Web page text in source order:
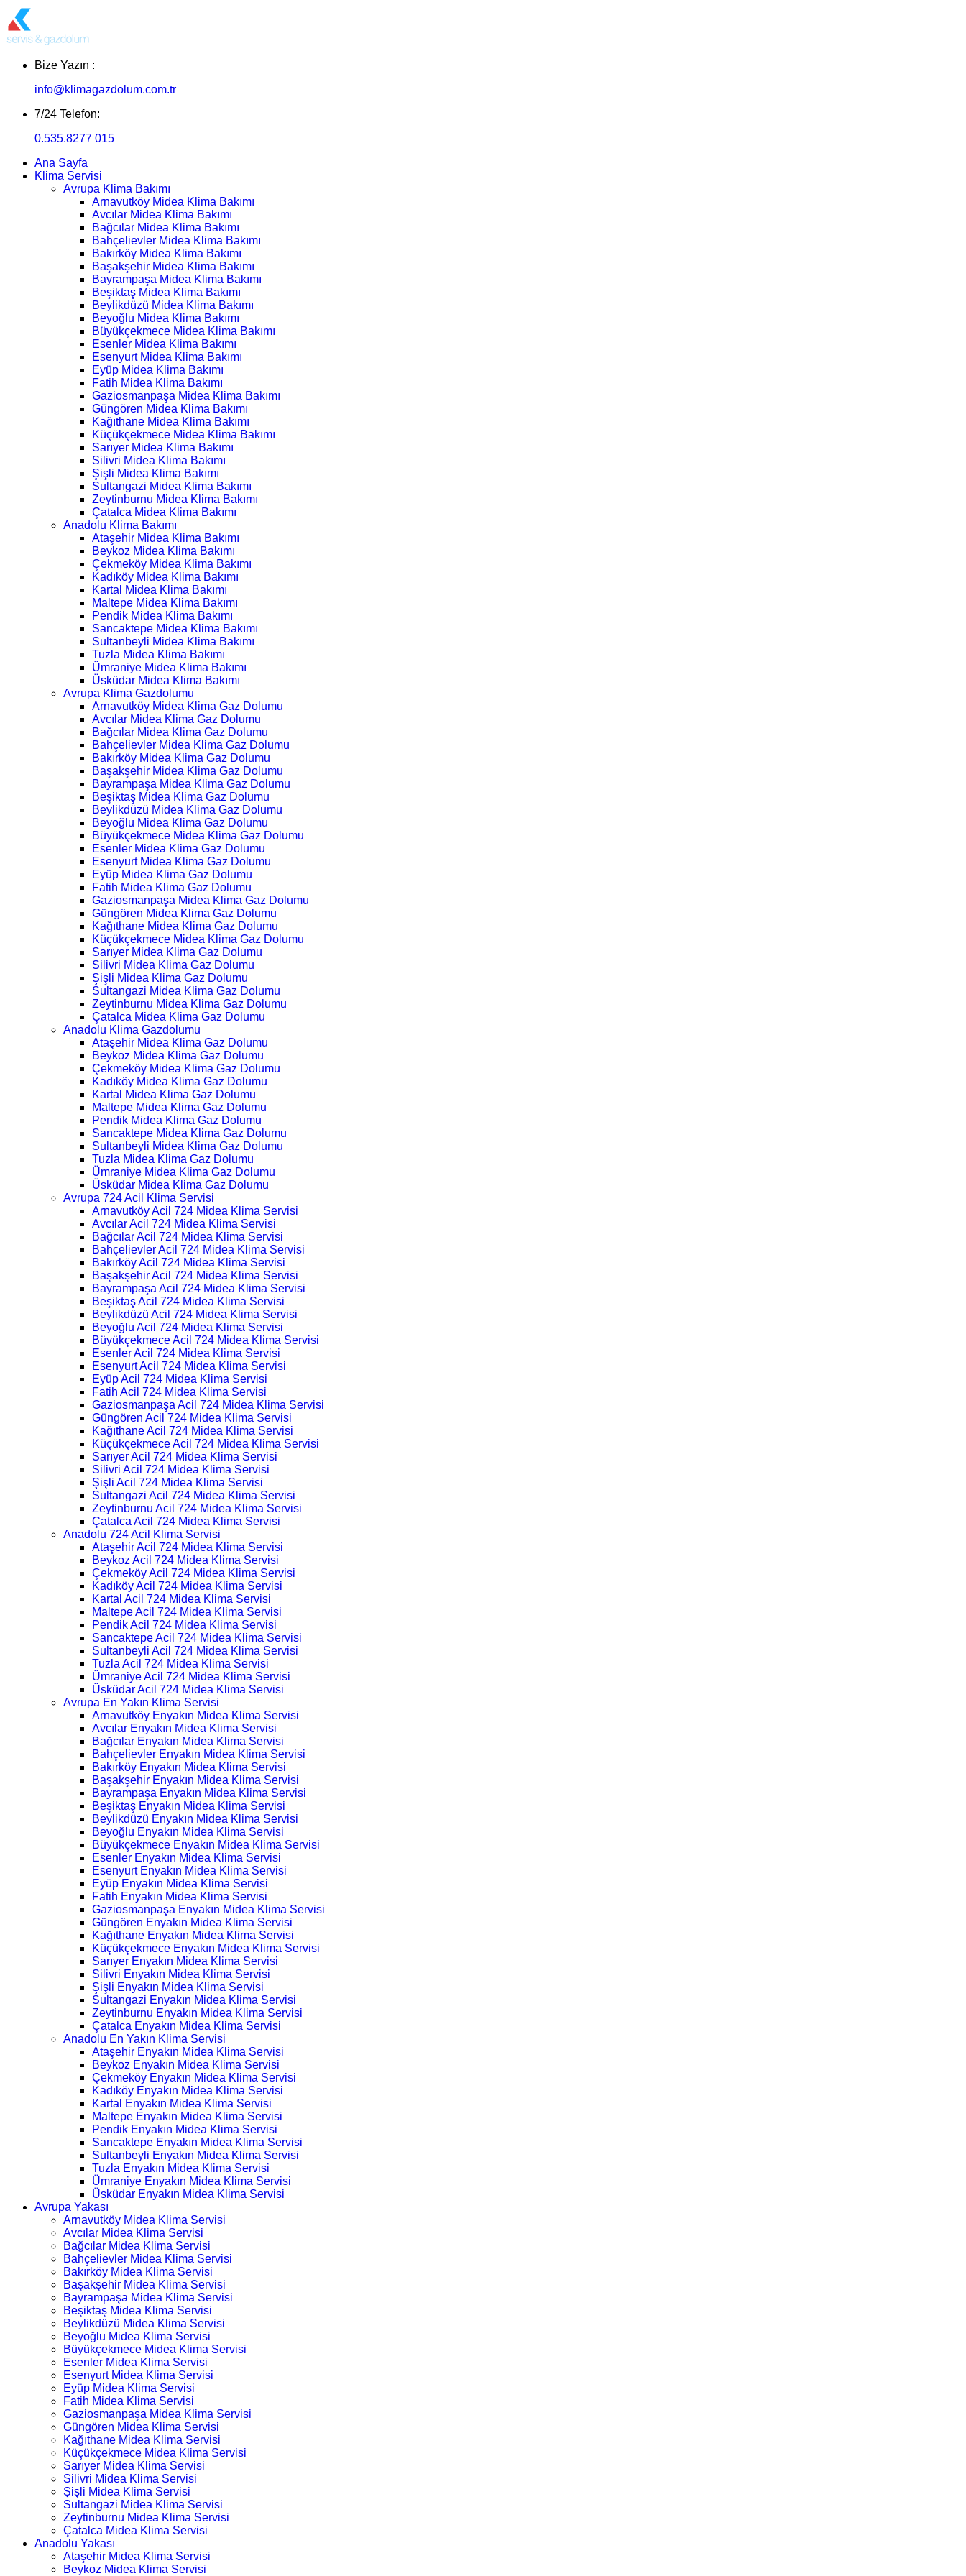
Bize Yazın :
info@klimagazdolum.com.tr
7/24 Telefon:
0.535.8277 015
Ana Sayfa
Klima Servisi
Avrupa Klima Bakımı
Arnavutköy Midea Klima Bakımı
Avcılar Midea Klima Bakımı
Bağcılar Midea Klima Bakımı
Bahçelievler Midea Klima Bakımı
Bakırköy Midea Klima Bakımı
Başakşehir Midea Klima Bakımı
Bayrampaşa Midea Klima Bakımı
Beşiktaş Midea Klima Bakımı
Beylikdüzü Midea Klima Bakımı
Beyoğlu Midea Klima Bakımı
Büyükçekmece Midea Klima Bakımı
Esenler Midea Klima Bakımı
Esenyurt Midea Klima Bakımı
Eyüp Midea Klima Bakımı
Fatih Midea Klima Bakımı
Gaziosmanpaşa Midea Klima Bakımı
Güngören Midea Klima Bakımı
Kağıthane Midea Klima Bakımı
Küçükçekmece Midea Klima Bakımı
Sarıyer Midea Klima Bakımı
Silivri Midea Klima Bakımı
Şişli Midea Klima Bakımı
Sultangazi Midea Klima Bakımı
Zeytinburnu Midea Klima Bakımı
Çatalca Midea Klima Bakımı
Anadolu Klima Bakımı
Ataşehir Midea Klima Bakımı
Beykoz Midea Klima Bakımı
Çekmeköy Midea Klima Bakımı
Kadıköy Midea Klima Bakımı
Kartal Midea Klima Bakımı
Maltepe Midea Klima Bakımı
Pendik Midea Klima Bakımı
Sancaktepe Midea Klima Bakımı
Sultanbeyli Midea Klima Bakımı
Tuzla Midea Klima Bakımı
Ümraniye Midea Klima Bakımı
Üsküdar Midea Klima Bakımı
Avrupa Klima Gazdolumu
Arnavutköy Midea Klima Gaz Dolumu
Avcılar Midea Klima Gaz Dolumu
Bağcılar Midea Klima Gaz Dolumu
Bahçelievler Midea Klima Gaz Dolumu
Bakırköy Midea Klima Gaz Dolumu
Başakşehir Midea Klima Gaz Dolumu
Bayrampaşa Midea Klima Gaz Dolumu
Beşiktaş Midea Klima Gaz Dolumu
Beylikdüzü Midea Klima Gaz Dolumu
Beyoğlu Midea Klima Gaz Dolumu
Büyükçekmece Midea Klima Gaz Dolumu
Esenler Midea Klima Gaz Dolumu
Esenyurt Midea Klima Gaz Dolumu
Eyüp Midea Klima Gaz Dolumu
Fatih Midea Klima Gaz Dolumu
Gaziosmanpaşa Midea Klima Gaz Dolumu
Güngören Midea Klima Gaz Dolumu
Kağıthane Midea Klima Gaz Dolumu
Küçükçekmece Midea Klima Gaz Dolumu
Sarıyer Midea Klima Gaz Dolumu
Silivri Midea Klima Gaz Dolumu
Şişli Midea Klima Gaz Dolumu
Sultangazi Midea Klima Gaz Dolumu
Zeytinburnu Midea Klima Gaz Dolumu
Çatalca Midea Klima Gaz Dolumu
Anadolu Klima Gazdolumu
Ataşehir Midea Klima Gaz Dolumu
Beykoz Midea Klima Gaz Dolumu
Çekmeköy Midea Klima Gaz Dolumu
Kadıköy Midea Klima Gaz Dolumu
Kartal Midea Klima Gaz Dolumu
Maltepe Midea Klima Gaz Dolumu
Pendik Midea Klima Gaz Dolumu
Sancaktepe Midea Klima Gaz Dolumu
Sultanbeyli Midea Klima Gaz Dolumu
Tuzla Midea Klima Gaz Dolumu
Ümraniye Midea Klima Gaz Dolumu
Üsküdar Midea Klima Gaz Dolumu
Avrupa 724 Acil Klima Servisi
Arnavutköy Acil 724 Midea Klima Servisi
Avcılar Acil 724 Midea Klima Servisi
Bağcılar Acil 724 Midea Klima Servisi
Bahçelievler Acil 724 Midea Klima Servisi
Bakırköy Acil 724 Midea Klima Servisi
Başakşehir Acil 724 Midea Klima Servisi
Bayrampaşa Acil 724 Midea Klima Servisi
Beşiktaş Acil 724 Midea Klima Servisi
Beylikdüzü Acil 724 Midea Klima Servisi
Beyoğlu Acil 724 Midea Klima Servisi
Büyükçekmece Acil 724 Midea Klima Servisi
Esenler Acil 724 Midea Klima Servisi
Esenyurt Acil 724 Midea Klima Servisi
Eyüp Acil 724 Midea Klima Servisi
Fatih Acil 724 Midea Klima Servisi
Gaziosmanpaşa Acil 724 Midea Klima Servisi
Güngören Acil 724 Midea Klima Servisi
Kağıthane Acil 724 Midea Klima Servisi
Küçükçekmece Acil 724 Midea Klima Servisi
Sarıyer Acil 724 Midea Klima Servisi
Silivri Acil 724 Midea Klima Servisi
Şişli Acil 724 Midea Klima Servisi
Sultangazi Acil 724 Midea Klima Servisi
Zeytinburnu Acil 724 Midea Klima Servisi
Çatalca Acil 724 Midea Klima Servisi
Anadolu 724 Acil Klima Servisi
Ataşehir Acil 724 Midea Klima Servisi
Beykoz Acil 724 Midea Klima Servisi
Çekmeköy Acil 724 Midea Klima Servisi
Kadıköy Acil 724 Midea Klima Servisi
Kartal Acil 724 Midea Klima Servisi
Maltepe Acil 724 Midea Klima Servisi
Pendik Acil 724 Midea Klima Servisi
Sancaktepe Acil 724 Midea Klima Servisi
Sultanbeyli Acil 724 Midea Klima Servisi
Tuzla Acil 724 Midea Klima Servisi
Ümraniye Acil 724 Midea Klima Servisi
Üsküdar Acil 724 Midea Klima Servisi
Avrupa En Yakın Klima Servisi
Arnavutköy Enyakın Midea Klima Servisi
Avcılar Enyakın Midea Klima Servisi
Bağcılar Enyakın Midea Klima Servisi
Bahçelievler Enyakın Midea Klima Servisi
Bakırköy Enyakın Midea Klima Servisi
Başakşehir Enyakın Midea Klima Servisi
Bayrampaşa Enyakın Midea Klima Servisi
Beşiktaş Enyakın Midea Klima Servisi
Beylikdüzü Enyakın Midea Klima Servisi
Beyoğlu Enyakın Midea Klima Servisi
Büyükçekmece Enyakın Midea Klima Servisi
Esenler Enyakın Midea Klima Servisi
Esenyurt Enyakın Midea Klima Servisi
Eyüp Enyakın Midea Klima Servisi
Fatih Enyakın Midea Klima Servisi
Gaziosmanpaşa Enyakın Midea Klima Servisi
Güngören Enyakın Midea Klima Servisi
Kağıthane Enyakın Midea Klima Servisi
Küçükçekmece Enyakın Midea Klima Servisi
Sarıyer Enyakın Midea Klima Servisi
Silivri Enyakın Midea Klima Servisi
Şişli Enyakın Midea Klima Servisi
Sultangazi Enyakın Midea Klima Servisi
Zeytinburnu Enyakın Midea Klima Servisi
Çatalca Enyakın Midea Klima Servisi
Anadolu En Yakın Klima Servisi
Ataşehir Enyakın Midea Klima Servisi
Beykoz Enyakın Midea Klima Servisi
Çekmeköy Enyakın Midea Klima Servisi
Kadıköy Enyakın Midea Klima Servisi
Kartal Enyakın Midea Klima Servisi
Maltepe Enyakın Midea Klima Servisi
Pendik Enyakın Midea Klima Servisi
Sancaktepe Enyakın Midea Klima Servisi
Sultanbeyli Enyakın Midea Klima Servisi
Tuzla Enyakın Midea Klima Servisi
Ümraniye Enyakın Midea Klima Servisi
Üsküdar Enyakın Midea Klima Servisi
Avrupa Yakası
Arnavutköy Midea Klima Servisi
Avcılar Midea Klima Servisi
Bağcılar Midea Klima Servisi
Bahçelievler Midea Klima Servisi
Bakırköy Midea Klima Servisi
Başakşehir Midea Klima Servisi
Bayrampaşa Midea Klima Servisi
Beşiktaş Midea Klima Servisi
Beylikdüzü Midea Klima Servisi
Beyoğlu Midea Klima Servisi
Büyükçekmece Midea Klima Servisi
Esenler Midea Klima Servisi
Esenyurt Midea Klima Servisi
Eyüp Midea Klima Servisi
Fatih Midea Klima Servisi
Gaziosmanpaşa Midea Klima Servisi
Güngören Midea Klima Servisi
Kağıthane Midea Klima Servisi
Küçükçekmece Midea Klima Servisi
Sarıyer Midea Klima Servisi
Silivri Midea Klima Servisi
Şişli Midea Klima Servisi
Sultangazi Midea Klima Servisi
Zeytinburnu Midea Klima Servisi
Çatalca Midea Klima Servisi
Anadolu Yakası
Ataşehir Midea Klima Servisi
Beykoz Midea Klima Servisi